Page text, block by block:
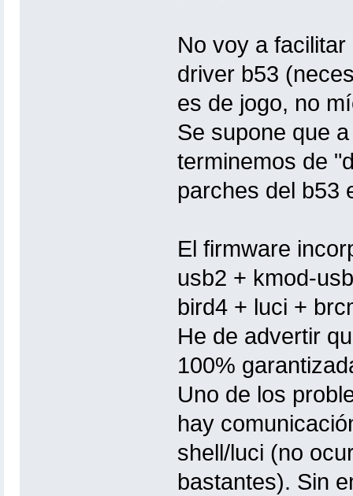
No voy a
driver b53
es de jogo, no
Se supone que
terminemos de
parches del b53
El firmware
usb2 + kmod-
bird4 + luci +
He de advertir
100%
Uno de los
hay
shell/luci (no
bastantes). Sin